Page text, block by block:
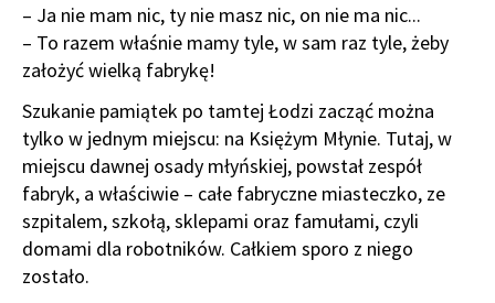
– Ja nie mam nic, ty nie masz nic, on nie ma nic...
– To razem właśnie mamy tyle, w sam raz tyle, żeby
założyć wielką fabrykę!
Szukanie pamiątek po tamtej Łodzi zacząć można
tylko w jednym miejscu: na Księżym Młynie. Tutaj, w
miejscu dawnej osady młyńskiej, powstał zespół
fabryk, a właściwie – całe fabryczne miasteczko, ze
szpitalem, szkołą, sklepami oraz famułami, czyli
domami dla robotników. Całkiem sporo z niego
zostało.